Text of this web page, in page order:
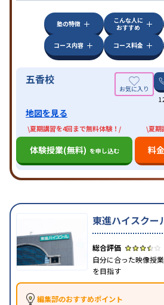
塾の特徴
こんな人に
おすすめ
コース内容
コース料金
五香校
地図を見る
\夏期講習を4回まで無料体験！/
体験授業(無料) を申し込む
\夏期
料
東進ハイスクー
自分に合った映像授
を目指す
編集部のおすすめポイント